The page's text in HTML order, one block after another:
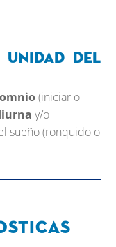
Unidad del
(iniciar o
y/o
sueño (ronquido o